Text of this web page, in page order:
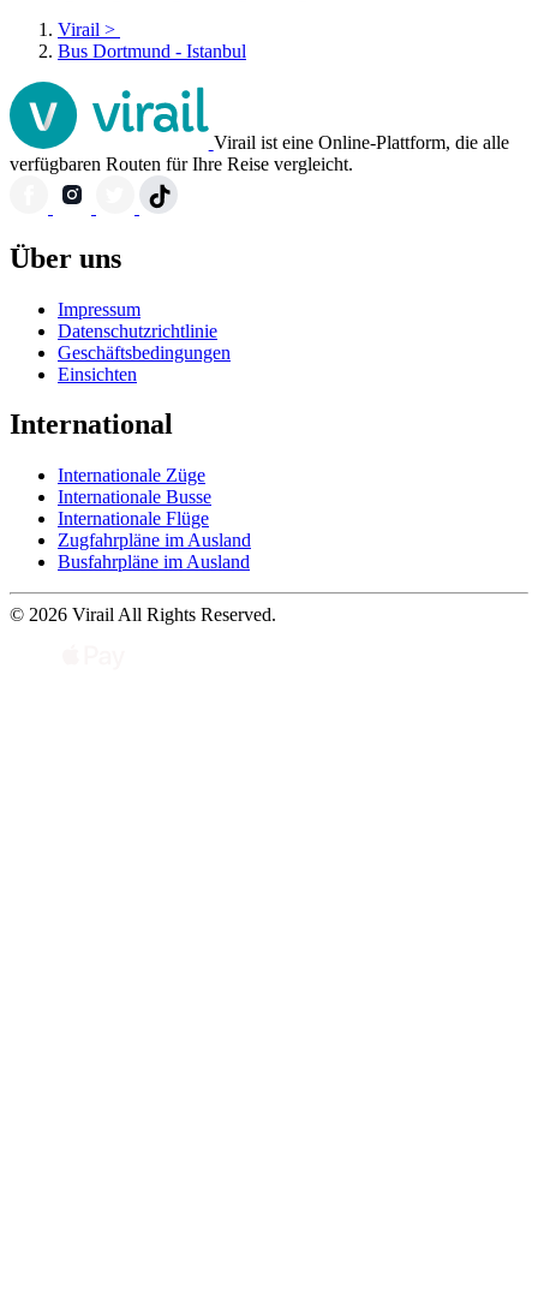
Virail >
Bus Dortmund - Istanbul
Virail ist eine Online-Plattform, die alle
verfügbaren Routen für Ihre Reise vergleicht.
Über uns
Impressum
Datenschutzrichtlinie
Geschäftsbedingungen
Einsichten
International
Internationale Züge
Internationale Busse
Internationale Flüge
Zugfahrpläne im Ausland
Busfahrpläne im Ausland
© 2026 Virail All Rights Reserved.